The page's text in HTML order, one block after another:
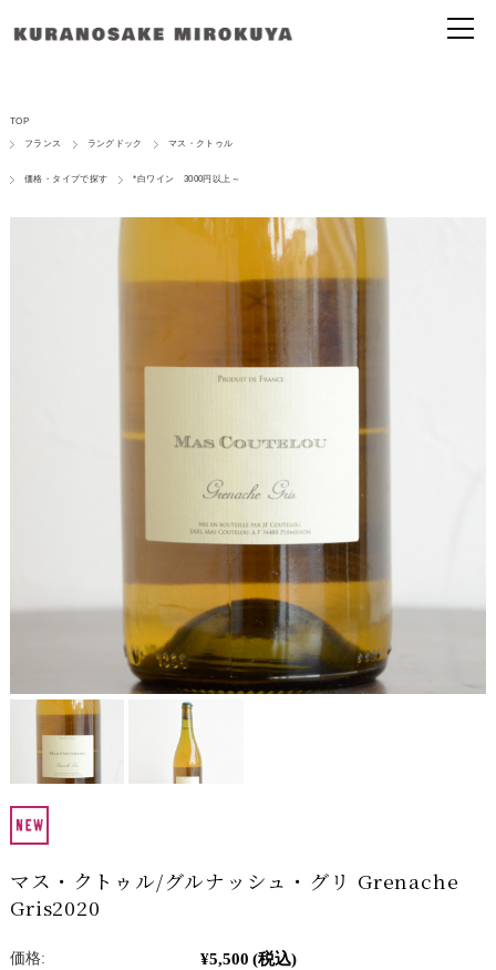
TOP
フランス ラングドック マス・クトゥル
価格・タイプで探す *白ワイン 3000円以上～
マス・クトゥル/グルナッシュ・グリ Grenache
Gris2020
価格: ¥5,500 (税込)